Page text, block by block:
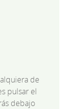
de
pulsar el
debajo